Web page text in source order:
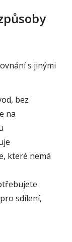
s jinými
bez
na
které nemá
sdílení,